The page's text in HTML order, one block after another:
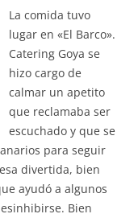
La comida tuvo
lugar en «El Barco».
Catering Goya se
hizo cargo de
calmar un apetito
que reclamaba ser
escuchado y que se
para seguir
divertida, bien
ayudó a algunos
Bien